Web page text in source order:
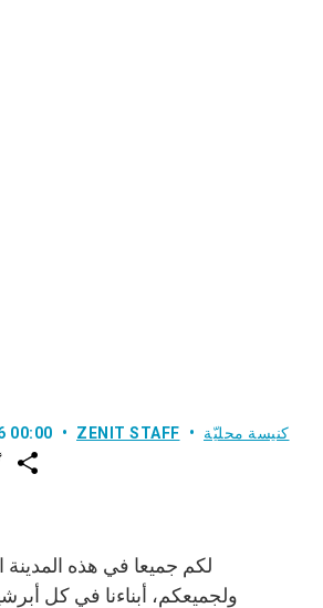
00:00 ZENIT STAFF كنيسة محليّة
w
r
لكم جميعا في هذه
ولجميعكم، أبناءنا في كل